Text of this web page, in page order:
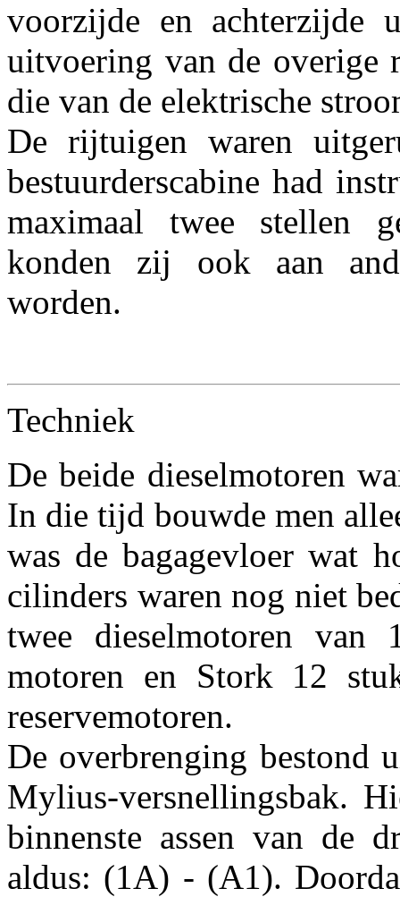
voorzijde en achterzijde
uitvoering van de overige
die van de elektrische
De rijtuigen waren
bestuurderscabine had
maximaal twee stellen
konden zij ook aan
worden.
Techniek
De beide dieselmotoren
In die tijd bouwde men
was de bagagevloer wat
cilinders waren nog niet
twee dieselmotoren van
motoren en Stork 12
reservemotoren.
De overbrenging bestond
Mylius-versnellingsbak.
binnenste assen van de
aldus: (1A) - (A1).